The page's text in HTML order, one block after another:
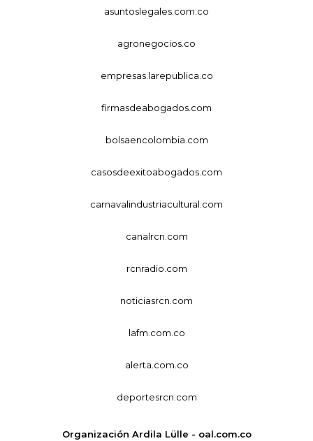
asuntoslegales.com.co
agronegocios.co
empresas.larepublica.co
firmasdeabogados.com
bolsaencolombia.com
casosdeexitoabogados.com
carnavalindustriacultural.com
canalrcn.com
rcnradio.com
noticiasrcn.com
lafm.com.co
alerta.com.co
deportesrcn.com
Organización Ardila Lülle - oal.com.co